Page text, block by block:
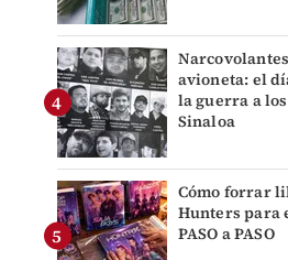
avioneta: el
la guerra a
Sinaloa
Cómo forrar
Hunters para
PASO a PASO